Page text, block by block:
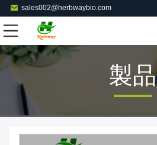
sales002@herbwaybio.com
製品